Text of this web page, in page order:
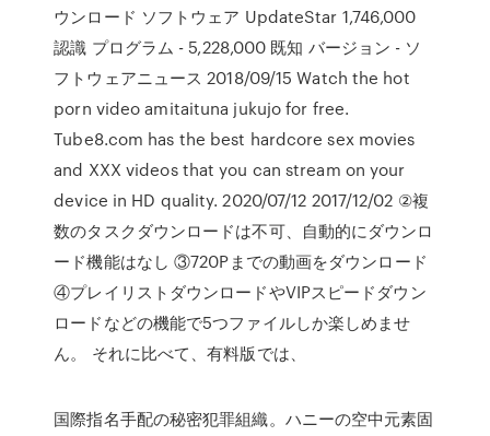
ウンロード ソフトウェア UpdateStar 1,746,000
認識 プログラム - 5,228,000 既知 バージョン - ソ
フトウェアニュース 2018/09/15 Watch the hot
porn video amitaituna jukujo for free.
Tube8.com has the best hardcore sex movies
and XXX videos that you can stream on your
device in HD quality. 2020/07/12 2017/12/02 ②複
数のタスクダウンロードは不可、自動的にダウンロ
ード機能はなし ③720Pまでの動画をダウンロード
④プレイリストダウンロードやVIPスピードダウン
ロードなどの機能で5つファイルしか楽しめませ
ん。 それに比べて、有料版では、
国際指名手配の秘密犯罪組織。ハニーの空中元素固